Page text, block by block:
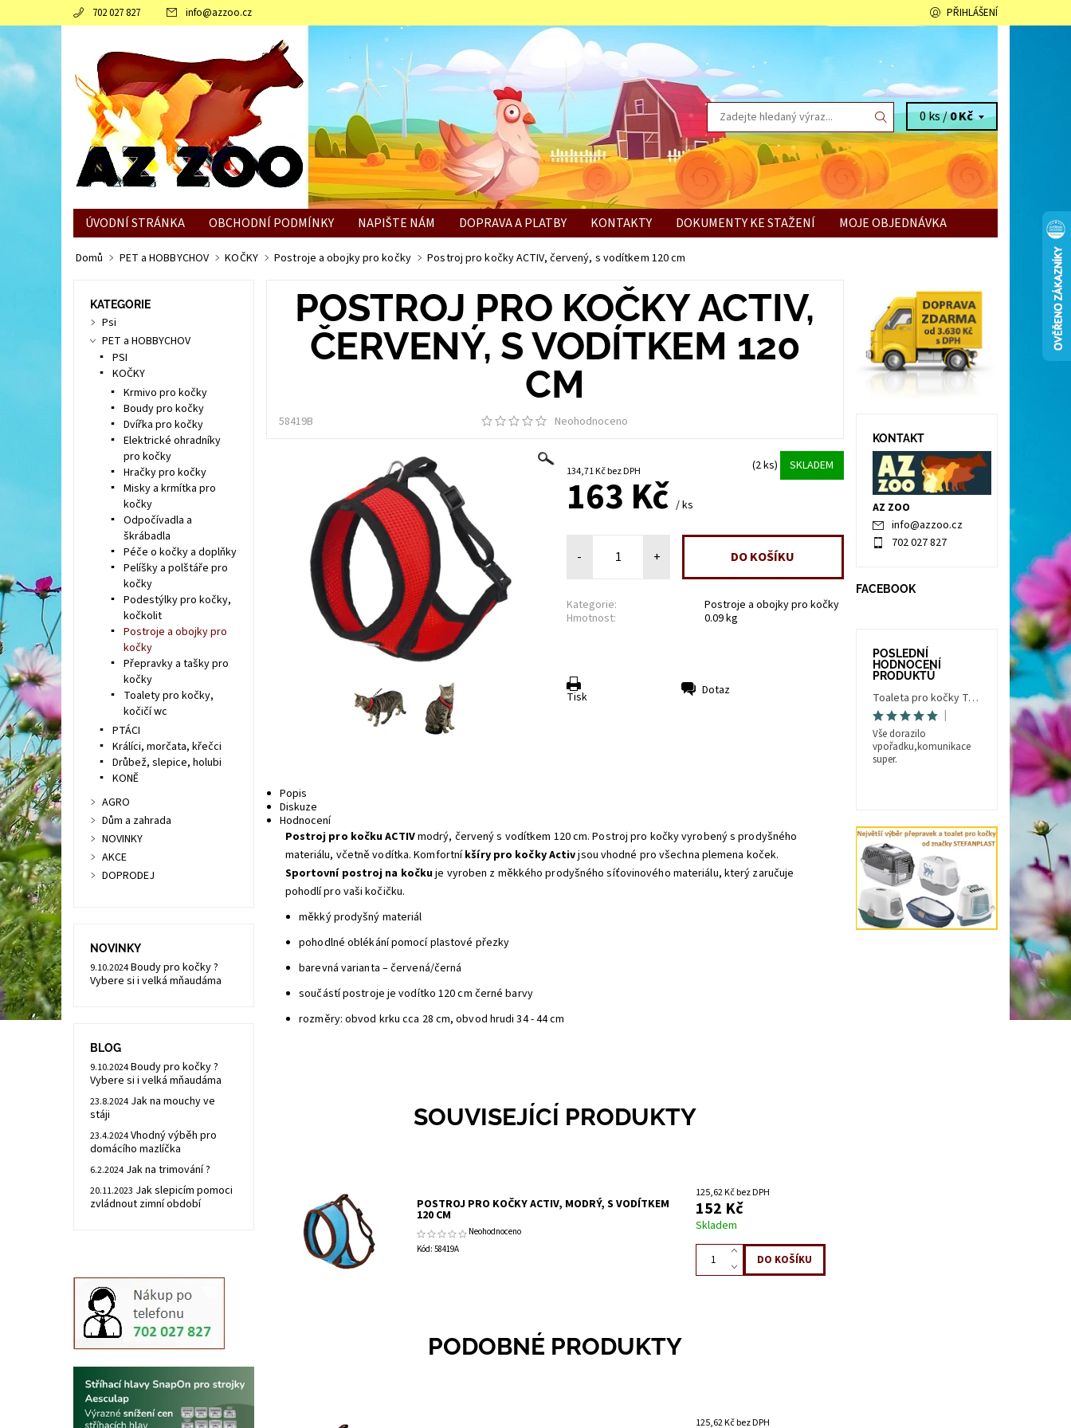
702 027 827 info@azzoo.cz PŘIHLÁŠENÍ
0 ks /0 Kč
ÚVODNÍ STRÁNKA OBCHODNÍ PODMÍNKY NAPIŠTE NÁM DOPRAVA A PLATBY KONTAKTY DOKUMENTY KE STAŽENÍ
MOJE OBJEDNÁVKA
JAK SLEPICÍM POMOCI ZVLÁDNOUT ZIMNÍ OBDOBÍ
Domů PET a HOBBYCHOV KOČKY Postroje a obojky pro kočky Postroj pro kočky ACTIV, červený, s vodítkem 120 cm
POSTROJ PRO KOČKY ACTIV,
ČERVENÝ, S VODÍTKEM 120
CM
58419B Neohodnoceno
134,71 Kč bez DPH (2 ks) SKLADEM
163 Kč/ ks
- +
Kategorie:
Postroje a obojky pro kočky
Hmotnost:
0.09 kg
Tisk Dotaz
Popis
Diskuze
Hodnocení
Postroj pro kočku ACTIVmodrý, červenýs vodítkem 120 cm. Postroj pro kočky vyrobený s prodyšného
materiálu, včetně vodítka.Komfortníkšíry pro kočky Activjsou vhodné pro všechna plemena koček.
Sportovní postroj na kočkuje vyroben z měkkého prodyšného síťovinového materiálu, který zaručuje
pohodlí pro vaši kočičku.
měkký prodyšný materiál
pohodlné oblékání pomocí plastové přezky
barevná varianta – červená/černá
součástí postroje je vodítko 120 cm černé barvy
rozměry: obvod krku cca 28 cm, obvod hrudi 34 - 44 cm
SOUVISEJÍCÍ PRODUKTY
POSTROJ PRO KOČKY ACTIV, MODRÝ, S VODÍTKEM
120 CM
Neohodnoceno
Kód: 58419A
125,62 Kč bez DPH
152 Kč
Skladem
PODOBNÉ PRODUKTY
125,62 Kč bez DPH
KATEGORIE
Psi
PET a HOBBYCHOV
PSI
KOČKY
Krmivo pro kočky
Boudy pro kočky
Dvířka pro kočky
Elektrické ohradníky
pro kočky
Hračky pro kočky
Misky a krmítka pro
kočky
Odpočívadla a
škrábadla
Péče o kočky a doplňky
Pelíšky a polštáře pro
kočky
Podestýlky pro kočky,
kočkolit
Postroje a obojky pro
kočky
Přepravky a tašky pro
kočky
Toalety pro kočky,
kočičí wc
PTÁCI
Králíci, morčata, křečci
Drůbež, slepice, holubi
KONĚ
AGRO
Dům a zahrada
NOVINKY
AKCE
DOPRODEJ
NOVINKY
9.10.2024Boudy pro kočky ?
Vybere si i velká mňaudáma
BLOG
9.10.2024Boudy pro kočky ?
Vybere si i velká mňaudáma
23.8.2024 Jak na mouchy ve
stáji
23.4.2024Vhodný výběh pro
domácího mazlíčka
6.2.2024 Jak na trimování ?
20.11.2023 Jak slepicím pomoci
zvládnout zimní období
KONTAKT
AZ ZOO
info@azzoo.cz
702 027 827
FACEBOOK
POSLEDNÍ
HODNOCENÍ
PRODUKTŮ
Toaleta pro kočky Trés Chic Indoor Filter, krytá - kočičí WC s filtrem, holubí šedá/bílá
|
Vše dorazilo
vpořadku,komunikace
super.